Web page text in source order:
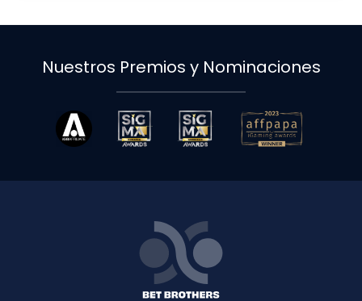
Nuestros Premios y Nominaciones